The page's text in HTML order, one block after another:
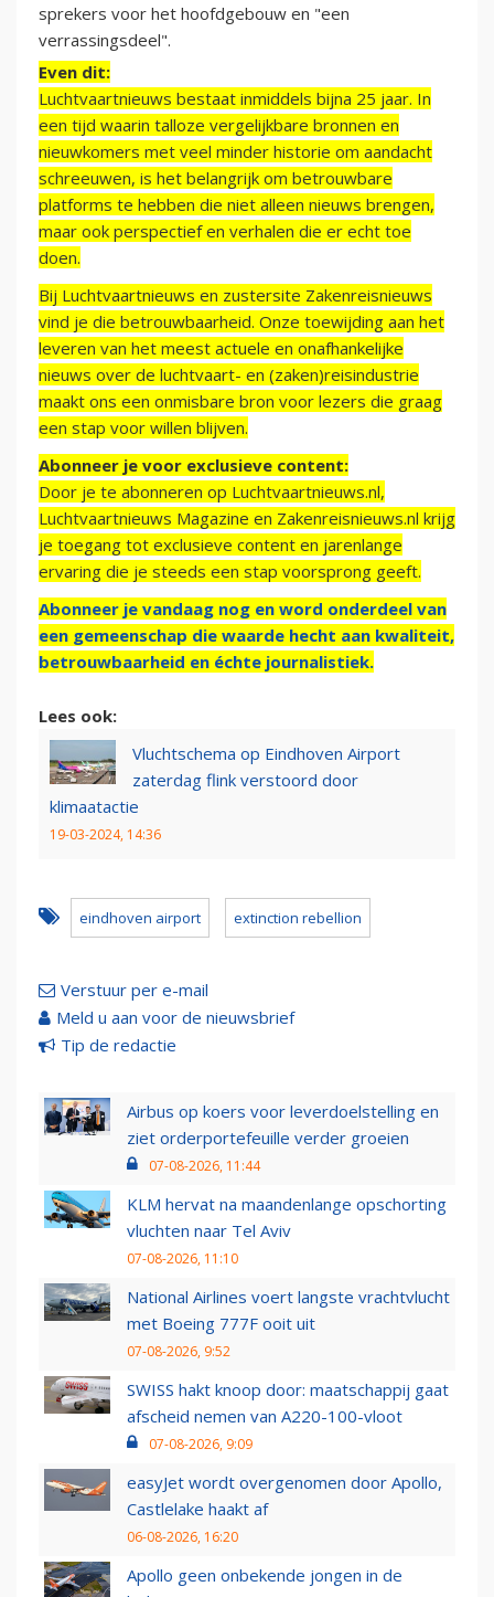
sprekers voor het hoofdgebouw en "een
verrassingsdeel".
Even dit:
Luchtvaartnieuws bestaat inmiddels bijna 25 jaar. In
een tijd waarin talloze vergelijkbare bronnen en
nieuwkomers met veel minder historie om aandacht
schreeuwen, is het belangrijk om betrouwbare
platforms te hebben die niet alleen nieuws brengen,
maar ook perspectief en verhalen die er echt toe
doen.
Bij Luchtvaartnieuws en zustersite Zakenreisnieuws
vind je die betrouwbaarheid. Onze toewijding aan het
leveren van het meest actuele en onafhankelijke
nieuws over de luchtvaart- en (zaken)reisindustrie
maakt ons een onmisbare bron voor lezers die graag
een stap voor willen blijven.
Abonneer je voor exclusieve content:
Door je te abonneren op Luchtvaartnieuws.nl,
Luchtvaartnieuws Magazine en Zakenreisnieuws.nl krijg
je toegang tot exclusieve content en jarenlange
ervaring die je steeds een stap voorsprong geeft.
Abonneer je vandaag nog en word onderdeel van
een gemeenschap die waarde hecht aan kwaliteit,
betrouwbaarheid en échte journalistiek.
Lees ook:
Vluchtschema op Eindhoven Airport
zaterdag flink verstoord door
klimaatactie
19-03-2024, 14:36
eindhoven airport extinction rebellion
Verstuur per e-mail
Meld u aan voor de nieuwsbrief
Tip de redactie
Airbus op koers voor leverdoelstelling en
ziet orderportefeuille verder groeien
07-08-2026, 11:44
KLM hervat na maandenlange opschorting
vluchten naar Tel Aviv
07-08-2026, 11:10
National Airlines voert langste vrachtvlucht
met Boeing 777F ooit uit
07-08-2026, 9:52
SWISS hakt knoop door: maatschappij gaat
afscheid nemen van A220-100-vloot
07-08-2026, 9:09
easyJet wordt overgenomen door Apollo,
Castlelake haakt af
06-08-2026, 16:20
Apollo geen onbekende jongen in de